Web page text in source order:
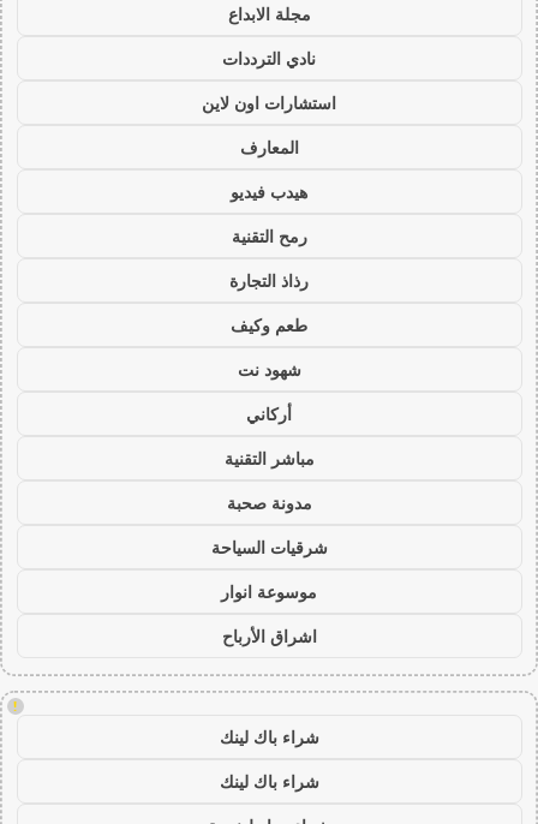
مجلة الابداع
نادي الترددات
استشارات اون لاين
المعارف
هيدب فيديو
رمح التقنية
رذاذ التجارة
طعم وكيف
شهود نت
أركاني
مباشر التقنية
مدونة صحبة
شرقيات السياحة
موسوعة انوار
اشراق الأرباح
!
شراء باك لينك
شراء باك لينك